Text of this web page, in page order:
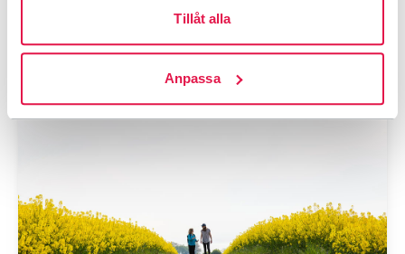
Tillåt alla
Anpassa